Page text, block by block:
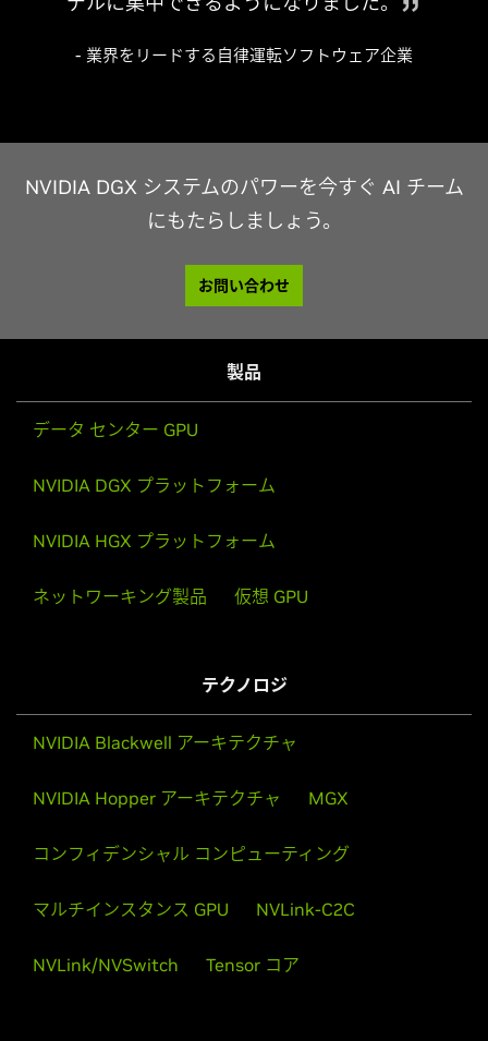
- 業界をリードする自律運転ソフトウェア企業
NVIDIA DGX システムのパワーを今すぐ AI チーム
にもたらしましょう。
お問い合わせ
製品
データ センター GPU
NVIDIA DGX プラットフォーム
NVIDIA HGX プラットフォーム
ネットワーキング製品 仮想 GPU
テクノロジ
NVIDIA Blackwell アーキテクチャ
NVIDIA Hopper アーキテクチャ MGX
コンフィデンシャル コンピューティング
マルチインスタンス GPU NVLink-C2C
NVLink/NVSwitch Tensor コア